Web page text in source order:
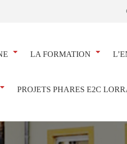
LA FORMATION
PROJETS PHARES E2C